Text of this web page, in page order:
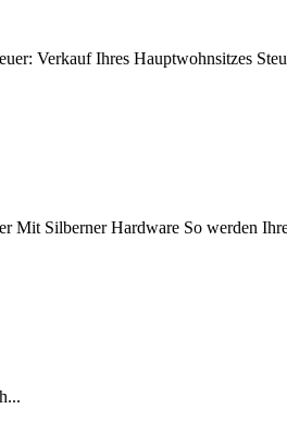
Verkauf Ihres Hauptwohnsitzes
Mit Silberner Hardware So werden